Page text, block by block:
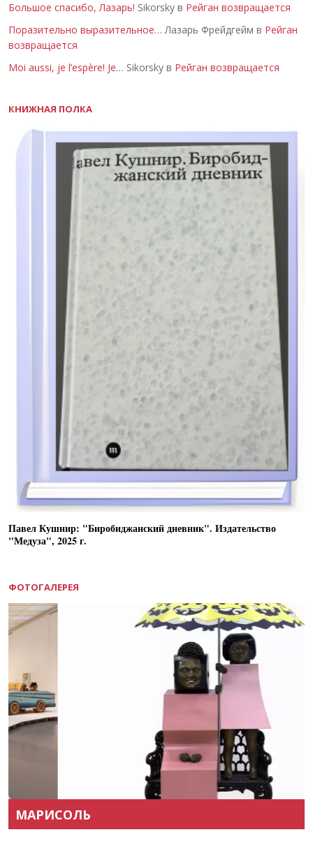
Большое спасибо, Лазарь! Sikorsky в Рейган возвращается
Поразительно выразительное… Лазарь Фрейдгейм в Рейган
возвращается
Moi aussi, je l’espère! Je… Sikorsky в Рейган возвращается
КНИЖНАЯ ПОЛКА
Павел Кушнир: "Биробиджанский дневник". Издательство
"Медуза", 2025 г.
ФОТОГАЛЕРЕЯ
МАРИСОЛЬ